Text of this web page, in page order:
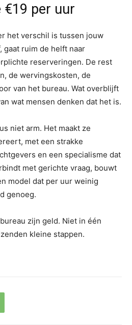
€19 per uur
het verschil is tussen jouw
ruim de helft naar
reserveringen. De rest
de wervingskosten, de
van het bureau. Wat overblijft
wat mensen denken dat het is.
niet arm. Het maakt ze
met een strakke
en een specialisme dat
met gerichte vraag, bouwt
model dat per uur weinig
genoeg.
zijn geld. Niet in één
kleine stappen.